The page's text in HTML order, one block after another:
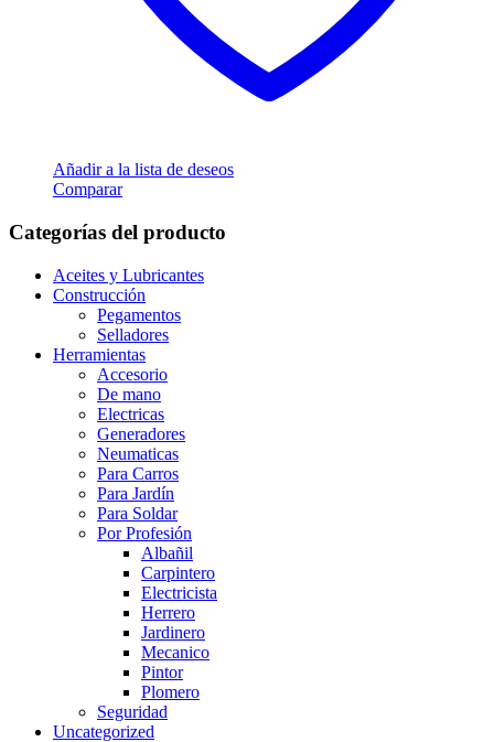
Añadir a la lista de deseos
Comparar
Categorías del producto
Aceites y Lubricantes
Construcción
Pegamentos
Selladores
Herramientas
Accesorio
De mano
Electricas
Generadores
Neumaticas
Para Carros
Para Jardín
Para Soldar
Por Profesión
Albañil
Carpintero
Electricista
Herrero
Jardinero
Mecanico
Pintor
Plomero
Seguridad
Uncategorized